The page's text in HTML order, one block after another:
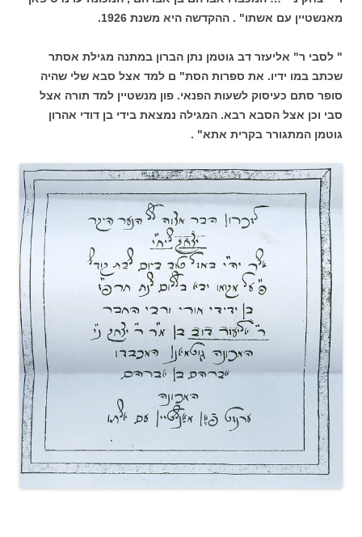
מאנשטיין עם אשתו" . ההקדשה היא משנת 1926.
" לסבי ר" אליעזר דב גוטמן נתן הברון במתנה מגילת אסתר
שכתב במו ידיו. את ספרות הסת" ם למד אצל סבא שלי שהיה
סופר סתם כעיסוק לשעות הפנאי. פון מנשטיין למד תורה אצל
סבי וכן אצל הסבא רבא. המגילה נמצאת בידי בן דודי אהרון
גוטמן המתגורר בקרית אתא" .